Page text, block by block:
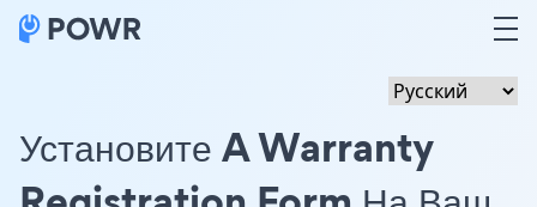
Установите A Warranty